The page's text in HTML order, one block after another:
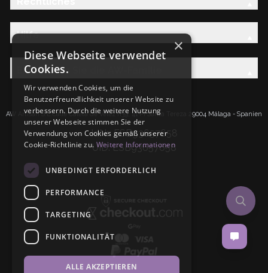
Hilfe
Entdecken Sie die AW-Familie
AW Artisan S.L.Calle Caleta de Velez n39, 41 PI Santa Tereza 29004 Málaga - Spanien
IdNr: ESB93657658
UID: ESB93657658
×
Diese Webseite verwendet
Cookies.
Wir verwenden Cookies, um die
Benutzerfreundlichkeit unserer Website zu
verbessern. Durch die weitere Nutzung
unserer Webseite stimmen Sie der
Verwendung von Cookies gemäß unserer
Cookie-Richtlinie zu. Weitere Informationen
UNBEDINGT ERFORDERLICH
PERFORMANCE
TARGETING
FUNKTIONALITÄT
ALLE AKZEPTIEREN